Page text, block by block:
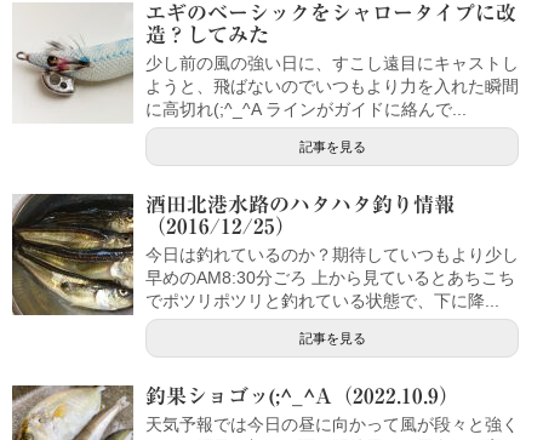
エギのベーシックをシャロータイプに改
造？してみた
少し前の風の強い日に、すこし遠目にキャストし
ようと、飛ばないのでいつもより力を入れた瞬間
に高切れ(;^_^A ラインがガイドに絡んで...
記事を見る
酒田北港水路のハタハタ釣り情報
（2016/12/25）
今日は釣れているのか？期待していつもより少し
早めのAM8:30分ごろ 上から見ているとあちこち
でポツリポツリと釣れている状態で、下に降...
記事を見る
釣果ショゴッ(;^_^A（2022.10.9）
天気予報では今日の昼に向かって風が段々と強く